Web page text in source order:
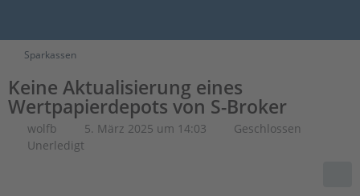
Sparkassen
Keine Aktualisierung eines
Wertpapierdepots von S-Broker
wolfb 5. März 2025 um 14:03
Geschlossen
Unerledigt